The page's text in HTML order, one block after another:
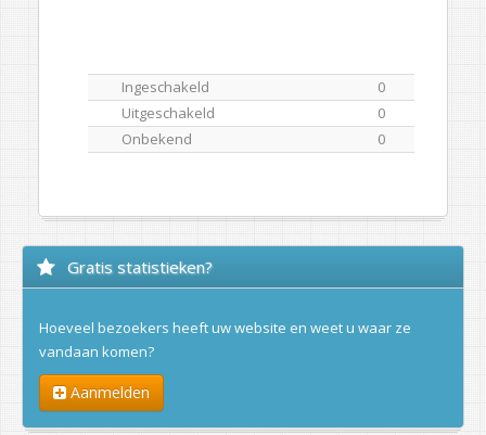
Ingeschakeld
0
Uitgeschakeld
0
Onbekend
0
Gratis statistieken?
Hoeveel bezoekers heeft uw website en weet u waar ze
vandaan komen?
Aanmelden